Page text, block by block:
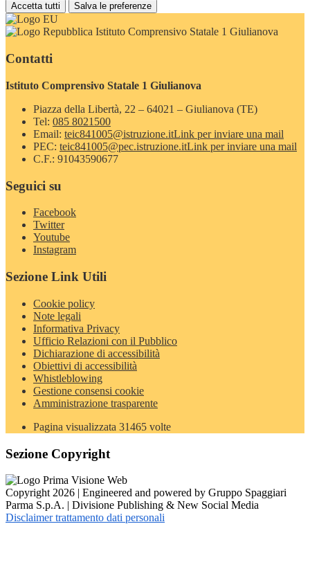
Accetta tutti Salva le preferenze
Istituto Comprensivo Statale 1 Giulianova
Contatti
Istituto Comprensivo Statale 1 Giulianova
Piazza della Libertà, 22 – 64021 – Giulianova (TE)
Tel: 085 8021500
Email: teic841005@istruzione.itLink per inviare una mail
PEC: teic841005@pec.istruzione.itLink per inviare una mail
C.F.: 91043590677
Seguici su
Facebook
Twitter
Youtube
Instagram
Sezione Link Utili
Cookie policy
Note legali
Informativa Privacy
Ufficio Relazioni con il Pubblico
Dichiarazione di accessibilità
Obiettivi di accessibilità
Whistleblowing
Gestione consensi cookie
Amministrazione trasparente
Pagina visualizzata 31465 volte
Sezione Copyright
Copyright 2026 | Engineered and powered by Gruppo Spaggiari
Parma S.p.A. | Divisione Publishing & New Social Media
Disclaimer trattamento dati personali